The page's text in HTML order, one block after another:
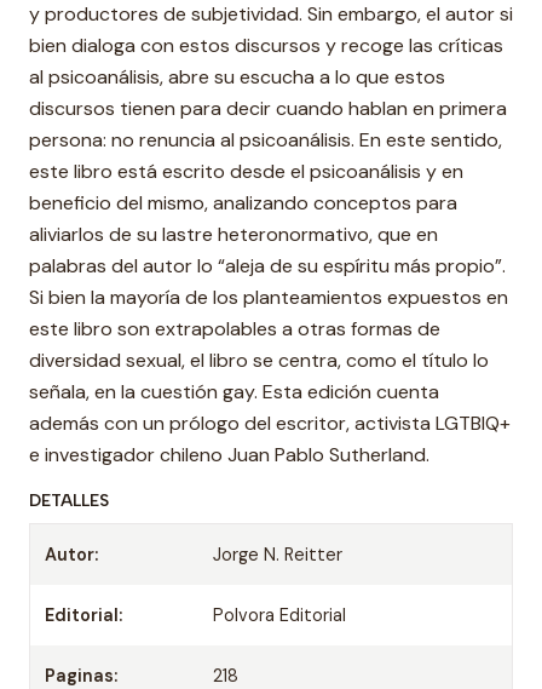
y productores de subjetividad. Sin embargo, el autor si
bien dialoga con estos discursos y recoge las críticas
al psicoanálisis, abre su escucha a lo que estos
discursos tienen para decir cuando hablan en primera
persona: no renuncia al psicoanálisis. En este sentido,
este libro está escrito desde el psicoanálisis y en
beneficio del mismo, analizando conceptos para
aliviarlos de su lastre heteronormativo, que en
palabras del autor lo “aleja de su espíritu más propio”.
Si bien la mayoría de los planteamientos expuestos en
este libro son extrapolables a otras formas de
diversidad sexual, el libro se centra, como el título lo
señala, en la cuestión gay. Esta edición cuenta
además con un prólogo del escritor, activista LGTBIQ+
e investigador chileno Juan Pablo Sutherland.
DETALLES
Autor: Jorge N. Reitter
Editorial: Polvora Editorial
Paginas: 218